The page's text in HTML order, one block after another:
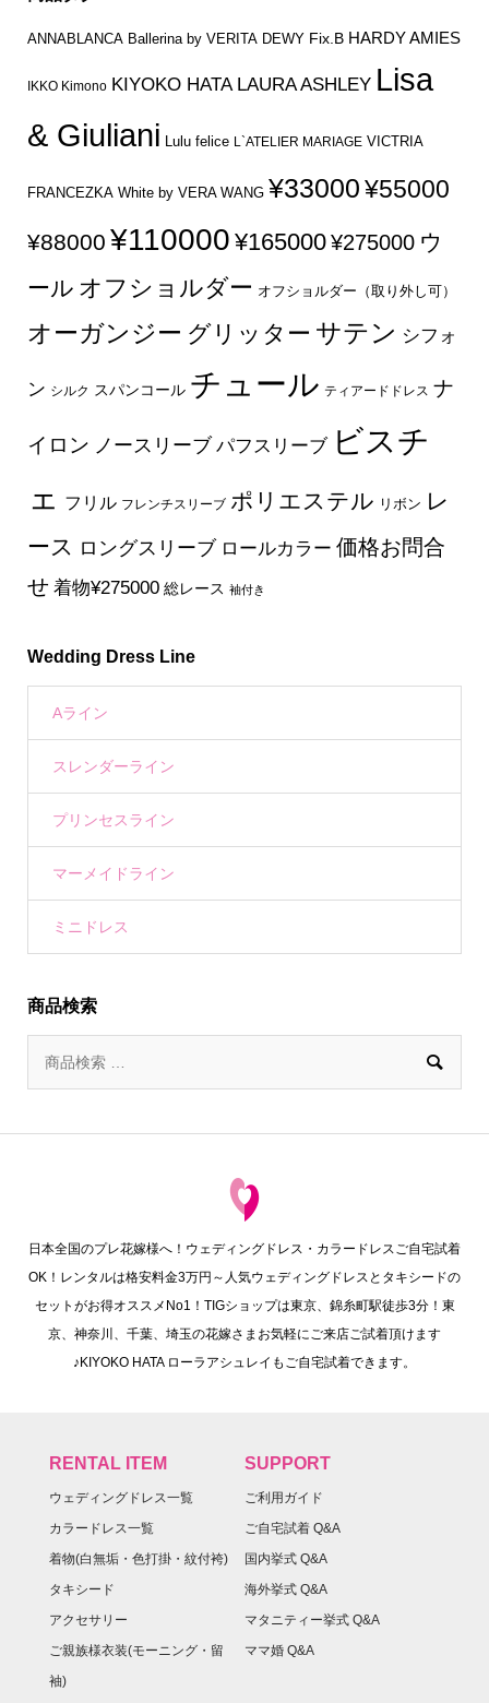
ANNABLANCA Ballerina by VERITA DEWY Fix.B HARDY AMIES
IKKO Kimono KIYOKO HATA LAURA ASHLEY Lisa
& Giuliani Lulu felice L`ATELIER MARIAGE VICTRIA
FRANCEZKA White by VERA WANG ¥33000¥55000
¥88000 ¥110000 ¥165000¥275000 ウ
ール オフショルダー オフショルダー（取り外し可）
オーガンジー グリッター サテン シフォ
ン シルク スパンコール チュール ティアードドレス ナ
イロン ノースリーブ パフスリーブ ビスチ
ェ フリル フレンチスリーブ ポリエステル リボン レ
ース ロングスリーブ ロールカラー 価格お問合
せ 着物¥275000 総レース 袖付き
Wedding Dress Line
Aライン
スレンダーライン
プリンセスライン
マーメイドライン
ミニドレス
商品検索

日本全国のプレ花嫁様へ！ウェディングドレス・カラードレスご自宅試着
OK！レンタルは格安料金3万円～人気ウェディングドレスとタキシードの
セットがお得オススメNo1！TIGショップは東京、錦糸町駅徒歩3分！東
京、神奈川、千葉、埼玉の花嫁さまお気軽にご来店ご試着頂けます
♪KIYOKO HATA ローラアシュレイもご自宅試着できます。
RENTAL ITEM
ウェディングドレス一覧
カラードレス一覧
着物(白無垢・色打掛・紋付袴)
タキシード
アクセサリー
ご親族様衣装(モーニング・留
袖)
SUPPORT
ご利用ガイド
ご自宅試着 Q&A
国内挙式 Q&A
海外挙式 Q&A
マタニティー挙式 Q&A
ママ婚 Q&A